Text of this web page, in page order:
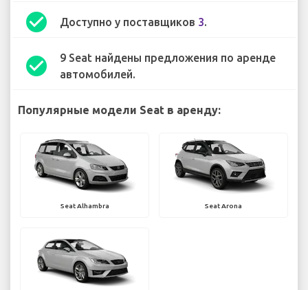
check_circle Доступно у поставщиков 3.
check_circle
9 Seat найдены предложения по аренде
автомобилей.
Популярные модели Seat в аренду:
Seat Alhambra Seat Arona